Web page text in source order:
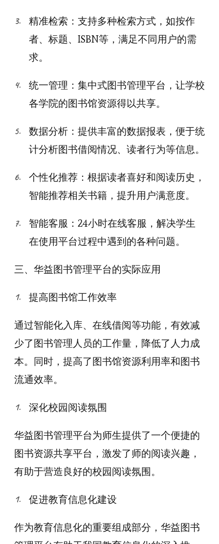
精准检索：支持多种检索方式，如按作
者、标题、ISBN等，满足不同用户的需
求。
统一管理：集中式图书管理平台，让学校
各学院的图书馆资源得以共享。
数据分析：提供丰富的数据报表，便于统
计分析图书借阅情况、读者行为等信息。
个性化推荐：根据读者喜好和阅读历史，
智能推荐相关书籍，提升用户满意度。
智能客服：24小时在线客服，解决学生
在使用平台过程中遇到的各种问题。
三、华益图书管理平台的实际应用
提高图书馆工作效率
通过智能化入库、在线借阅等功能，有效减
少了图书管理人员的工作量，降低了人力成
本。同时，提高了图书馆资源利用率和图书
流通效率。
深化校园阅读氛围
华益图书管理平台为师生提供了一个便捷的
图书资源共享平台，激发了师的阅读兴趣，
有助于营造良好的校园阅读氛围。
促进教育信息化建设
作为教育信息化的重要组成部分，华益图书